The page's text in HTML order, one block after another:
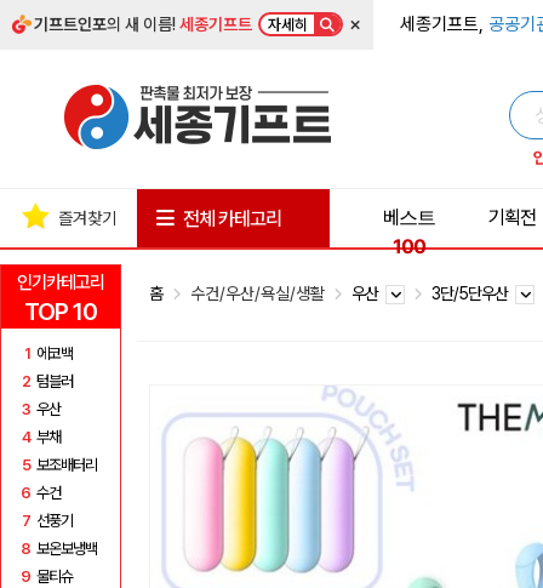
기프트인포의 새 이름!세종기프트 자세히 × 세종기프트, 공공기
인기카테고리
TOP 10
1 에코백
2 텀블러
3 우산
4 부채
5 보조배터리
6 수건
7 선풍기
8 보온보냉백
9 물티슈
즐겨찾기 전체 카테고리
베스트
100
기획전
홈 수건/우산/욕실/생활 우산 3단/5단우산